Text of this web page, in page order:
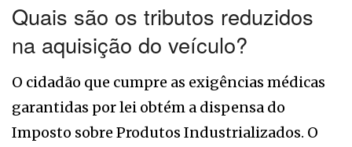
Quais são os tributos reduzidos
na aquisição do veículo?
O cidadão que cumpre as exigências médicas
garantidas por lei obtém a dispensa do
Imposto sobre Produtos Industrializados. O